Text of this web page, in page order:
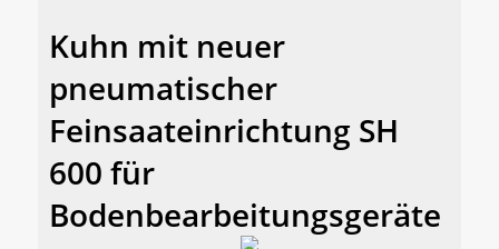
Kuhn mit neuer
pneumatischer
Feinsaateinrichtung SH
600 für
Bodenbearbeitungsgeräte